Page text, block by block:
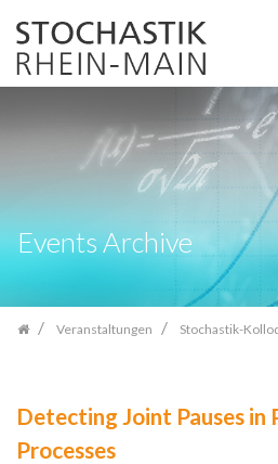
Inhalt
springen
Events Archive
Veranstaltungen Stochastik-
Detecting Joint Pauses in
Processes